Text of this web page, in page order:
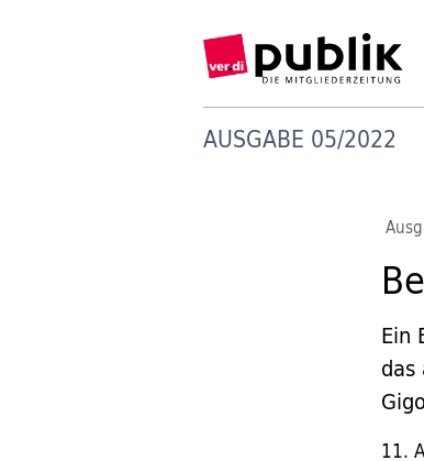
AUSGABE 05/2022
Ein
11.